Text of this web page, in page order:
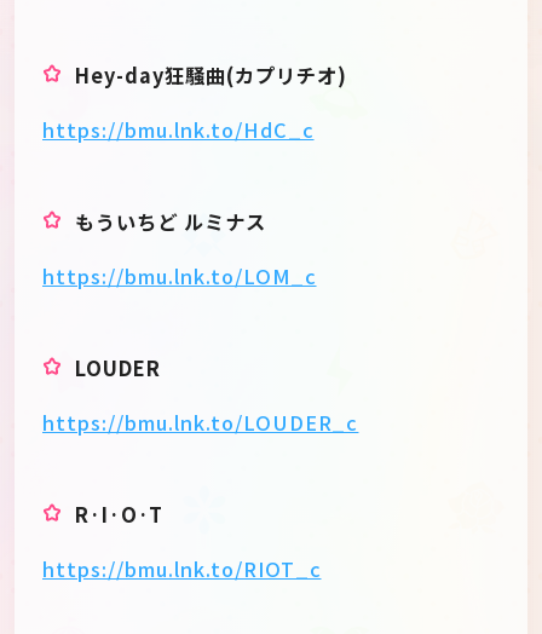
Hey-day狂騒曲(カプリチオ)
https://bmu.lnk.to/HdC_c
もういちど ルミナス
https://bmu.lnk.to/LOM_c
LOUDER
https://bmu.lnk.to/LOUDER_c
R·I·O·T
https://bmu.lnk.to/RIOT_c